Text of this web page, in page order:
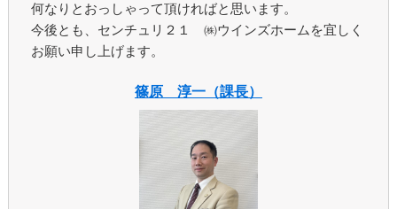
何なりとおっしゃって頂ければと思います。
今後とも、センチュリ２１ ㈱ウインズホームを宜しく
お願い申し上げます。
篠原 淳一（課長）